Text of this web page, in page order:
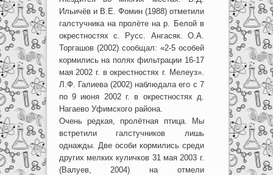
Ильичёв и В.Е. Фомин (1988) отметили
галстучника на пролёте на р. Белой в
окрестностях с. Русс. Ангасяк. О.А.
Торгашов (2002) сообщал: «2-5 особей
кормились на полях фильтрации 16-17
мая 2002 г. в окрестностях г. Мелеуз».
Л.Ф. Галиева (2002) наблюдала его с 7
по 9 июня 2002 г. в окрестностях д.
Нагаево Уфимского района.
Очень редкая, пролётная птица. Мы
встретили галстучников лишь
однажды. Две особи кормились среди
других мелких куличков 31 мая 2003 г.
(Валуев, 2004) на отмели